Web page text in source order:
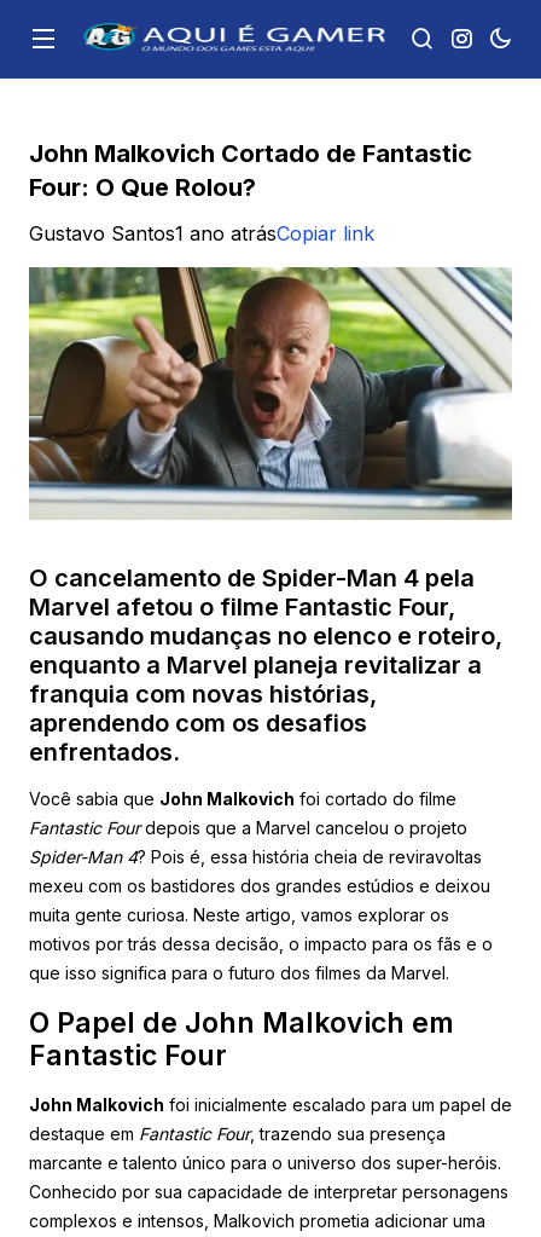
John Malkovich Cortado de Fantastic
Four: O Que Rolou?
Gustavo Santos1 ano atrásCopiar link
O cancelamento de Spider-Man 4 pela
Marvel afetou o filme Fantastic Four,
causando mudanças no elenco e roteiro,
enquanto a Marvel planeja revitalizar a
franquia com novas histórias,
aprendendo com os desafios
enfrentados.
Você sabia que John Malkovich foi cortado do filme
Fantastic Fourdepois que a Marvel cancelou o projeto
Spider-Man 4? Pois é, essa história cheia de reviravoltas
mexeu com os bastidores dos grandes estúdios e deixou
muita gente curiosa. Neste artigo, vamos explorar os
motivos por trás dessa decisão, o impacto para os fãs e o
que isso significa para o futuro dos filmes da Marvel.
O Papel de John Malkovich em
Fantastic Four
John Malkovich foi inicialmente escalado para um papel de
destaque em Fantastic Four, trazendo sua presença
marcante e talento único para o universo dos super-heróis.
Conhecido por sua capacidade de interpretar personagens
complexos e intensos, Malkovich prometia adicionar uma